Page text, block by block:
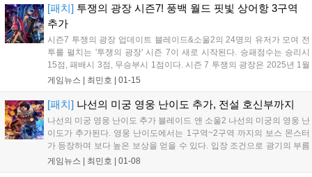
신...
[패치] 투쟁의 광장 시즌7! 풍백 월드 핏빛 상어항 3구역
추가
시즌7 투쟁의 광장 업데이트 블레이드&소울2의 24명의 유저가 모여 전
투를 펼치는 '투쟁의 광장' 시즌 7이 새로 시작된다. 승패점수는 승리시
15점, 패배시 3점, 무승부시 1점이다. 시즌 7 투쟁의 광장은 2025년 1월
15일(수)부터 2025년 3월 12일 (수) 정기 점검 전까지 즐길 수 있으며,
게임뉴스 | 최민호 | 01-15
[패치] 나선의 미궁 영웅 난이도 추가, 전설 호신부까지
나선의 미궁 영웅 난이도 추가 블레이드 앤 소울2 나선의 미궁의 영웅 난
이도가 추가된다. 영웅 난이도에서는 1구역~2구역 까지의 보스 몬스터
가 등장하며 보다 높은 보상을 얻을 수 있다. 입장 조건으로 광기의 부름
퀘스트 완료가 필요하며 획득권 보상은 기존 던전과 별도로 적용된다.
게임뉴스 | 최민호 | 01-08